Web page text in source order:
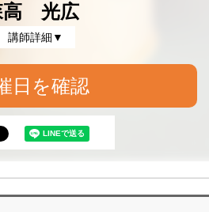
高 光広
講師詳細▼
日を確認